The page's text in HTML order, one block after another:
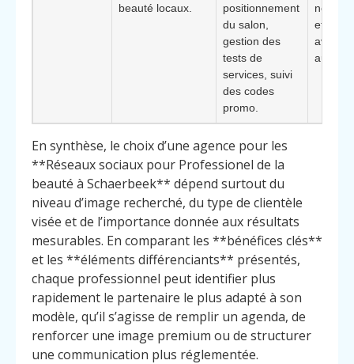
beauté locaux.
positionnement
du salon,
gestion des
tests de
services, suivi
des codes
promo.
et
avis
En synthèse, le choix d’une agence pour les
**Réseaux sociaux pour Professionel de la
beauté à Schaerbeek** dépend surtout du
niveau d’image recherché, du type de clientèle
visée et de l’importance donnée aux résultats
mesurables. En comparant les **bénéfices clés**
et les **éléments différenciants** présentés,
chaque professionnel peut identifier plus
rapidement le partenaire le plus adapté à son
modèle, qu’il s’agisse de remplir un agenda, de
renforcer une image premium ou de structurer
une communication plus réglementée.